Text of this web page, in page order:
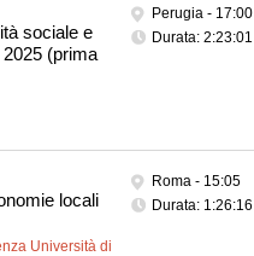
sociale e
(prima
Perugia - 17:00
Durata: 2:23:01
locali
Università di
Roma - 15:05
Durata: 1:26:16